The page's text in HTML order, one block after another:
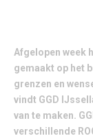
Afgelopen week
gemaakt op het
grenzen en
vindt GGD
van te maken.
verschillende